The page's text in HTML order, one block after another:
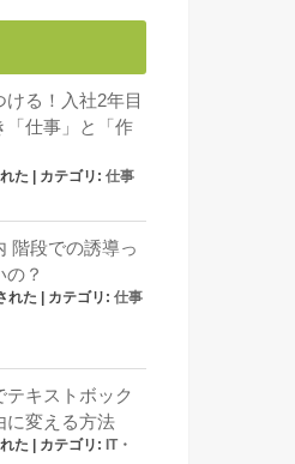
る！入社2年目
「仕事」と「作
た | カテゴリ: 仕事
階段での誘導っ
？
れた | カテゴリ: 仕事
テキストボック
に変える方法
た カテゴリ: IT・